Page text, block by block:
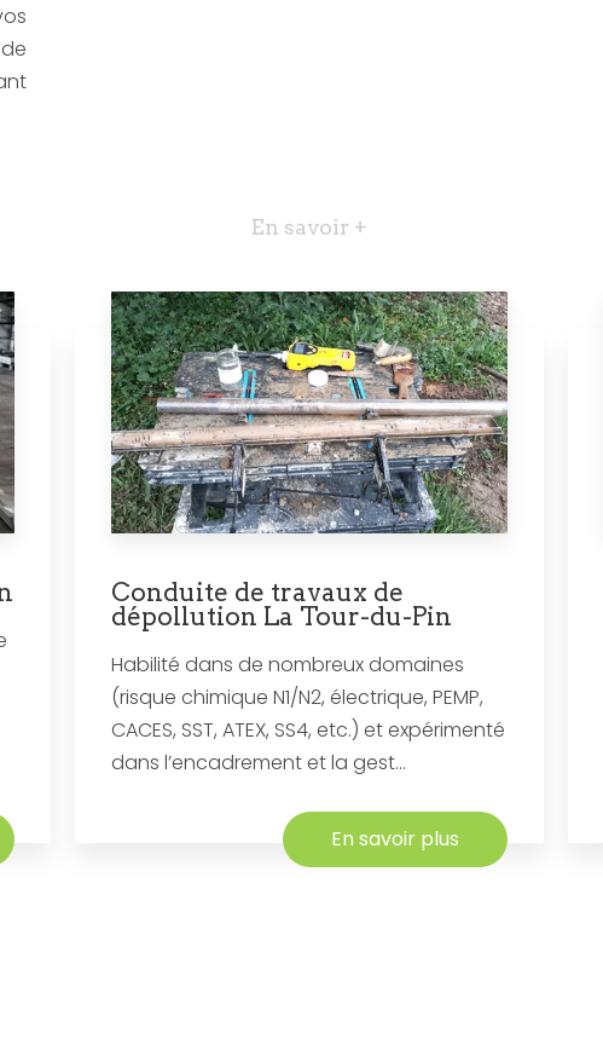
En savoir +
Conduite de travaux de
dépollution La Tour-du-Pin
Habilité dans de nombreux domaines
(risque chimique N1/N2, électrique, PEMP,
CACES, SST, ATEX, SS4, etc.) et expérimenté
dans l’encadrement et la gest...
En savoir plus